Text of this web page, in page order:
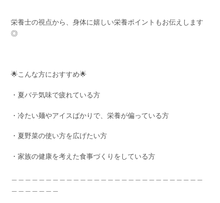
栄養士の視点から、身体に嬉しい栄養ポイントもお伝えします
◎
🌟こんな方におすすめ🌟
・夏バテ気味で疲れている方
・冷たい麺やアイスばかりで、栄養が偏っている方
・夏野菜の使い方を広げたい方
・家族の健康を考えた食事づくりをしている方